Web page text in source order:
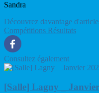
Sandra
Découvrez davantage
Compétitions Résultats
Consultez également
[Salle] Lagny _